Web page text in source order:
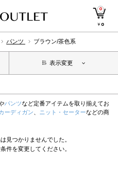
0
￥0
パンツ ブラウン/茶色系
表示変更
パンツなど定番アイテムを取り揃えてお
ーディガン、 ニット・セーターなどの商
見つかりませんでした。
件を変更してください。